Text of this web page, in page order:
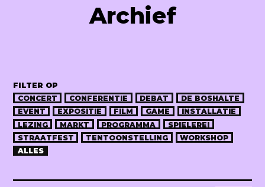
Archief
FILTER OP
CONCERT
CONFERENTIE DEBAT
DE BOSHALTE
EVENT
EXPOSITIE FILM GAME
INSTALLATIE
LEZING
MARKT PROGRAMMA
SPIELEREI
STRAATFEST
TENTOONSTELLING
WORKSHOP
ALLES